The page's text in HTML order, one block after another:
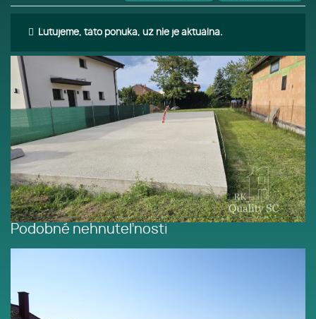
Ľutujeme, táto ponuka, už nie je aktuálna.
Podobné nehnuteľnosti
v dobrej lokalite v celku alebo s
rôznymi výmerami podľa